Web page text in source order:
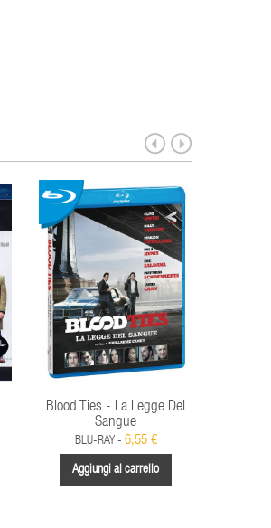
Blood Ties - La Legge Del
Sangue
BLU-RAY - 6,55 €
Aggiungi al carrello